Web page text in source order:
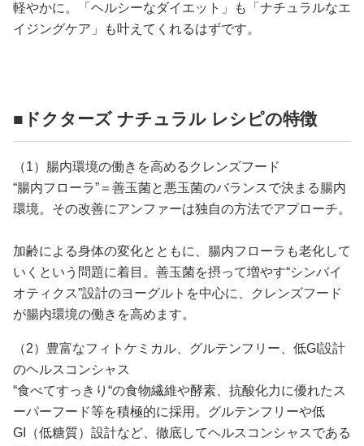
軽やかに。「ヘルシーなダイエット」も「ナチュラルなエ
イジングケア」も叶えてくれるはずです。
■ドクターズ ナチュラル レシピの特徴
（1）腸内環境の働きを高めるクレンズフード
“腸内フローラ”＝善玉菌と悪玉菌のバランスで決まる腸内
環境。その改善にアンファーは独自の方法でアプローチ。
加齢による身体の変化とともに、腸内フローラも老化して
いくという問題に着目。善玉菌を摂って増やす“シンバイ
オティクス”設計のヨーグルトを中心に、クレンズフード
が腸内環境の働きを高めます。
（2）豊富なフィトケミカル、グルテンフリー、低GI設計
のヘルスコンシャス
“食べてすっきり“の食物繊維や酵素、抗酸化力に優れたス
ーパーフード等を積極的に採用。グルテンフリーや低
GI（低糖質）設計など、徹底してヘルスコンシャスである